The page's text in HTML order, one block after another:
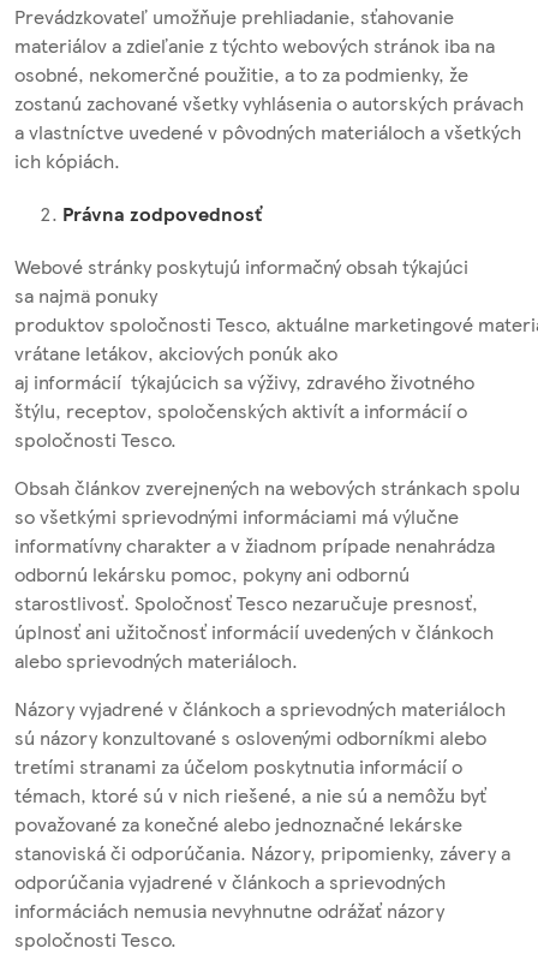
Prevádzkovateľ umožňuje prehliadanie, sťahovanie
materiálov a zdieľanie z týchto webových stránok iba na
osobné, nekomerčné použitie, a to za podmienky, že
zostanú zachované všetky vyhlásenia o autorských právach
a vlastníctve uvedené v pôvodných materiáloch a všetkých
ich kópiách.
Právna zodpovednosť
Webové stránky poskytujú informačný obsah týkajúci
sa najmä ponuky
produktov spoločnosti Tesco, aktuálne marketingové
vrátane letákov, akciových ponúk ako
aj informácií týkajúcich sa výživy, zdravého životného
štýlu, receptov, spoločenských aktivít a informácií o
spoločnosti Tesco.
Obsah článkov zverejnených na webových stránkach spolu
so všetkými sprievodnými informáciami má výlučne
informatívny charakter a v žiadnom prípade nenahrádza
odbornú lekársku pomoc, pokyny ani odbornú
starostlivosť. Spoločnosť Tesco nezaručuje presnosť,
úplnosť ani užitočnosť informácií uvedených v článkoch
alebo sprievodných materiáloch.
Názory vyjadrené v článkoch a sprievodných materiáloch
sú názory konzultované s oslovenými odborníkmi alebo
tretími stranami za účelom poskytnutia informácií o
témach, ktoré sú v nich riešené, a nie sú a nemôžu byť
považované za konečné alebo jednoznačné lekárske
stanoviská či odporúčania. Názory, pripomienky, závery a
odporúčania vyjadrené v článkoch a sprievodných
informáciách nemusia nevyhnutne odrážať názory
spoločnosti Tesco.